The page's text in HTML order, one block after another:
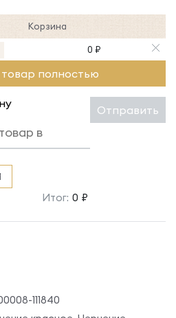
Корзина
0 ₽
полностью
Отправить
Итог: 0 ₽
111840